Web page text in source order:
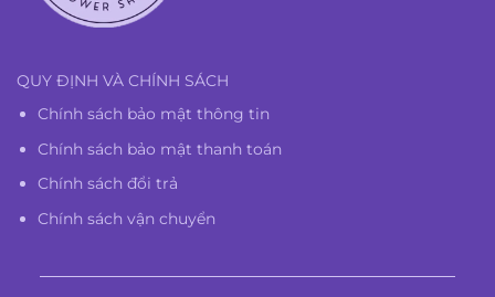
QUY ĐỊNH VÀ CHÍNH SÁCH
Chính sách bảo mật thông tin
Chính sách bảo mật thanh toán
Chính sách đổi trả
Chính sách vận chuyển